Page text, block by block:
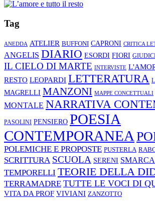
Tag
ANEDDA ATELIER BUFFONI CAPRONI CRITICA
ANGELIS DIARIO ESORDI FIORI
IL CIELO DI MARTE INTERVISTE
RESTO LEOPARDI LETTERATURA
MAGRELLI MANZONI MAPPE CONCETTUALI
MONTALE NARRATIVA
PASOLINI PENSIERO POESIA
CONTEMPORANEA
POLEMICHE E PROPOSTE PUSTERLA
SCRITTURA SCUOLA SERENI
TEMPORELLI TEORIE DELLA
TERRAMADRE TUTTE LE VOCI DI
VITA DA PROF VIVIANI ZANZOTTO